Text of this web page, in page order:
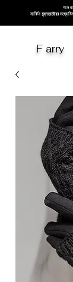
মার্কিন যুক্তরাষ্ট্রের মধ্যে
F arry